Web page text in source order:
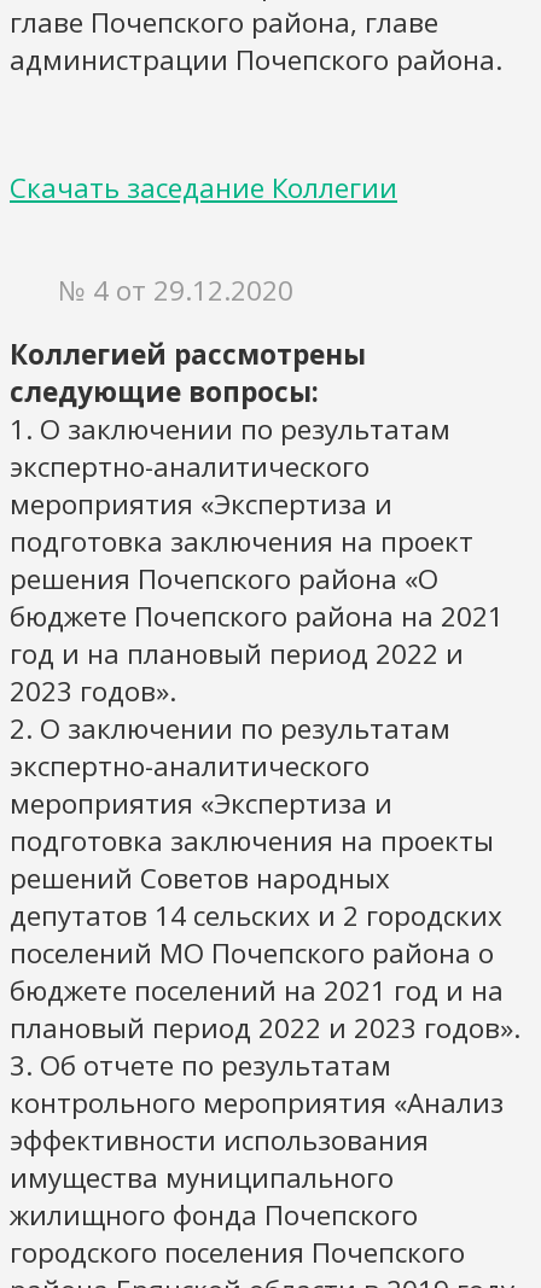
главе Почепского района, главе
администрации Почепского района.
Скачать заседание Коллегии
№ 4 от 29.12.2020
Коллегией рассмотрены
следующие вопросы:
1. О заключении по результатам
экспертно-аналитического
мероприятия «Экспертиза и
подготовка заключения на проект
решения Почепского района «О
бюджете Почепского района на 2021
год и на плановый период 2022 и
2023 годов».
2. О заключении по результатам
экспертно-аналитического
мероприятия «Экспертиза и
подготовка заключения на проекты
решений Советов народных
депутатов 14 сельских и 2 городских
поселений МО Почепского района о
бюджете поселений на 2021 год и на
плановый период 2022 и 2023 годов».
3. Об отчете по результатам
контрольного мероприятия «Анализ
эффективности использования
имущества муниципального
жилищного фонда Почепского
городского поселения Почепского